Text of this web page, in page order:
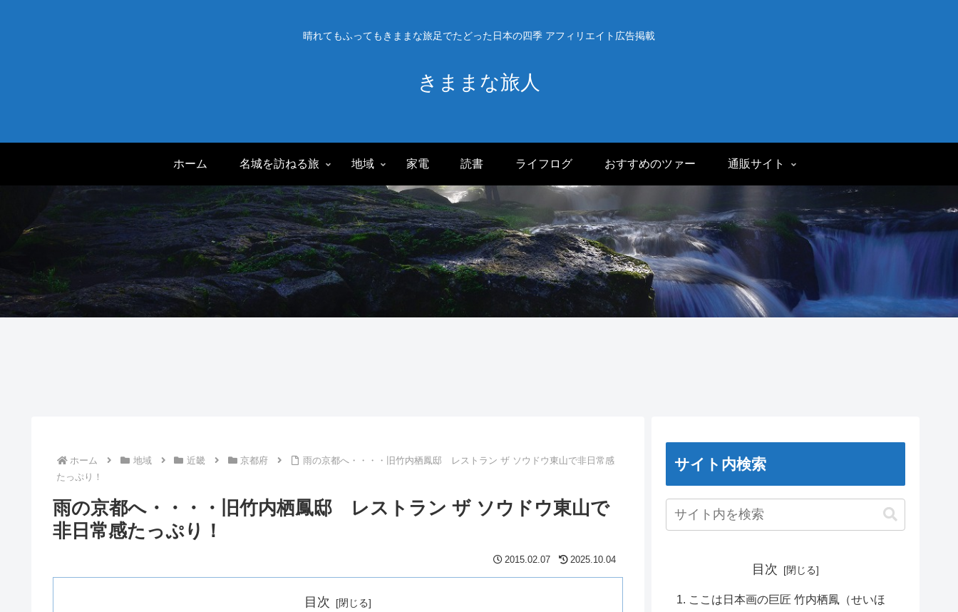
晴れてもふってもきままな旅足でたどった日本の四季 アフィリエイト広告掲載
きままな旅人
ホーム 名城を訪ねる旅 地域 家電 読書 ライフログ おすすめのツァー 通販サイト
ホーム 地域 近畿 京都府
雨の京都へ・・・・旧竹内栖鳳邸 レストラン ザ ソウドウ東山で非日常感
たっぷり！
雨の京都へ・・・・旧竹内栖鳳邸 レストラン ザ ソウドウ東山で
非日常感たっぷり！
2015.02.07 2025.10.04
目次
サイト内検索
目次
ここは日本画の巨匠 竹内栖鳳（せいほ